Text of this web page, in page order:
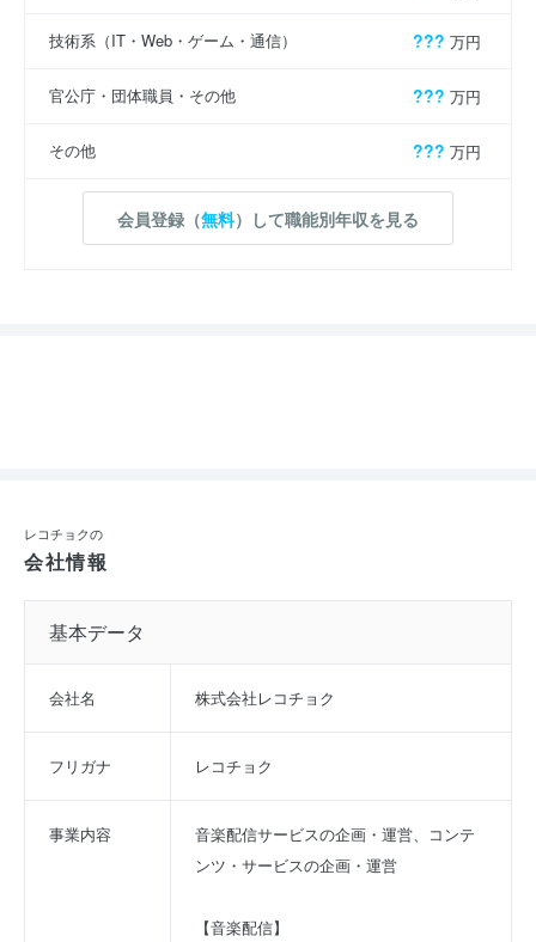
技術系（IT・Web・ゲーム・通信） ??? 万円
官公庁・団体職員・その他 ??? 万円
その他 ??? 万円
会員登録（無料）して職能別年収を見る
レコチョクの
会社情報
基本データ
会社名 株式会社レコチョク
フリガナ レコチョク
事業内容
音楽配信サービスの企画・運営、コンテ
ンツ・サービスの企画・運営
【音楽配信】